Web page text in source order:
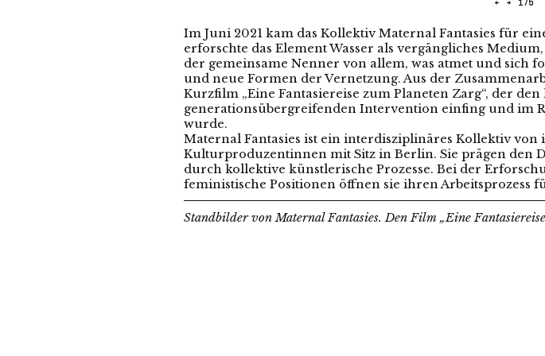
Im Juni 2021 kam das Kollektiv Maternal Fantasies für
erforschte das Element Wasser als vergängliches
der gemeinsame Nenner von allem, was atmet und sich
und neue Formen der Vernetzung. Aus der
Kurzfilm „Eine Fantasiereise zum Planeten Zarg“, der
generationsübergreifenden Intervention einfing und im
wurde.
Maternal Fantasies ist ein interdisziplinäres Kollektiv
Kulturproduzentinnen mit Sitz in Berlin. Sie prägen den
durch kollektive künstlerische Prozesse. Bei der
feministische Positionen öffnen sie ihren Arbeitsprozess
Standbilder von Maternal Fantasies. Den Film „Eine